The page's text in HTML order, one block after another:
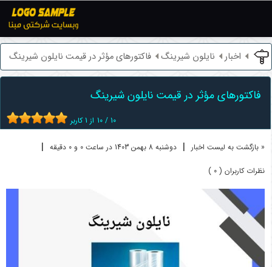
اخبار نایلون شیرینگ فاکتورهای مؤثر در قیمت نایلون شیرینگ
فاکتورهای مؤثر در قیمت نایلون شیرینگ
10 / 10 از 1کاربر
« بازگشت به لیست اخبار | دوشنبه 8 بهمن 1403 در ساعت 0 و 0 دقیقه |
نظرات کاربران ( 0 )